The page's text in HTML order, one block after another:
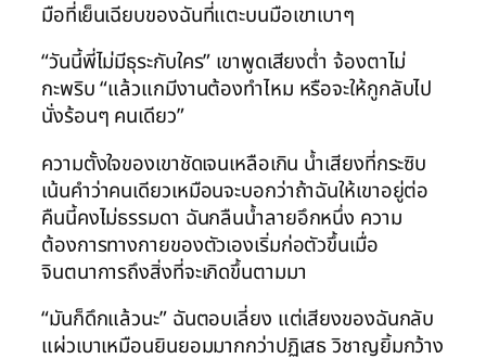
มือที่เย็นเฉียบของฉันที่แตะบนมือเขาเบาๆ
“วันนี้พี่ไม่มีธุระกับใคร” เขาพูดเสียงต่ำ จ้องตาไม่
กะพริบ “แล้วแกมีงานต้องทำไหม หรือจะให้กูกลับไป
นั่งร้อนๆ คนเดียว”
ความตั้งใจของเขาชัดเจนเหลือเกิน น้ำเสียงที่กระซิบ
เน้นคำว่าคนเดียวเหมือนจะบอกว่าถ้าฉันให้เขาอยู่ต่อ
คืนนี้คงไม่ธรรมดา ฉันกลืนน้ำลายอึกหนึ่ง ความ
ต้องการทางกายของตัวเองเริ่มก่อตัวขึ้นเมื่อ
จินตนาการถึงสิ่งที่จะเกิดขึ้นตามมา
“มันก็ดึกแล้วนะ” ฉันตอบเลี่ยง แต่เสียงของฉันกลับ
แผ่วเบาเหมือนยินยอมมากกว่าปฏิเสธ วิชาญยิ้มกว้าง